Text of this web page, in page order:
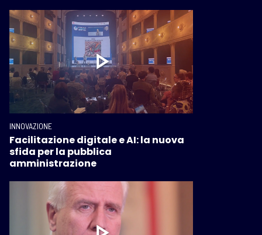
INNOVAZIONE
Facilitazione digitale e AI: la nuova
sfida per la pubblica
amministrazione